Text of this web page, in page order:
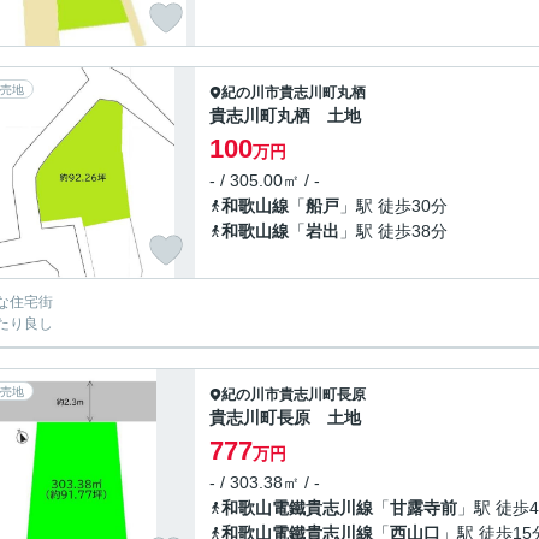
売地 紀の川市貴志川町丸栖
貴志川町丸栖 土地
100万円
- / 305.00㎡ / -
和歌山線 「船戸 」駅 徒歩30分
和歌山線 「岩出 」駅 徒歩38分
住宅街
り良し
売地 紀の川市貴志川町長原
貴志川町長原 土地
777万円
- / 303.38㎡ / -
和歌山電鐵貴志川線 「甘露寺前 」駅 徒歩
和歌山電鐵貴志川線 「西山口 」駅 徒歩15